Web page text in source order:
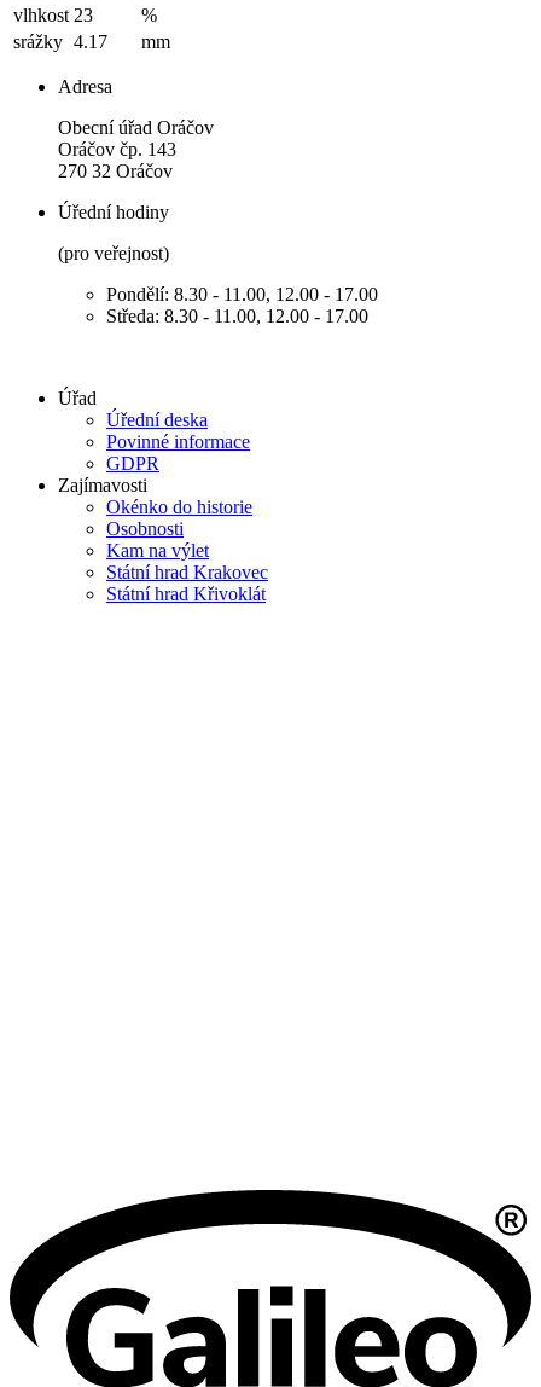
vlhkost 23
%
srážky 4.17 mm
Adresa
Obecní úřad Oráčov
Oráčov čp. 143
270 32 Oráčov
Úřední hodiny
(pro veřejnost)
Pondělí: 8.30 - 11.00, 12.00 - 17.00
Středa: 8.30 - 11.00, 12.00 - 17.00
Úřad
Úřední deska
Povinné informace
GDPR
Zajímavosti
Okénko do historie
Osobnosti
Kam na výlet
Státní hrad Krakovec
Státní hrad Křivoklát